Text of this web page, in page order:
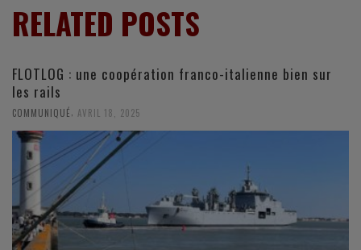
RELATED POSTS
FLOTLOG : une coopération franco-italienne bien sur
les rails
COMMUNIQUÉ AVRIL 18, 2025